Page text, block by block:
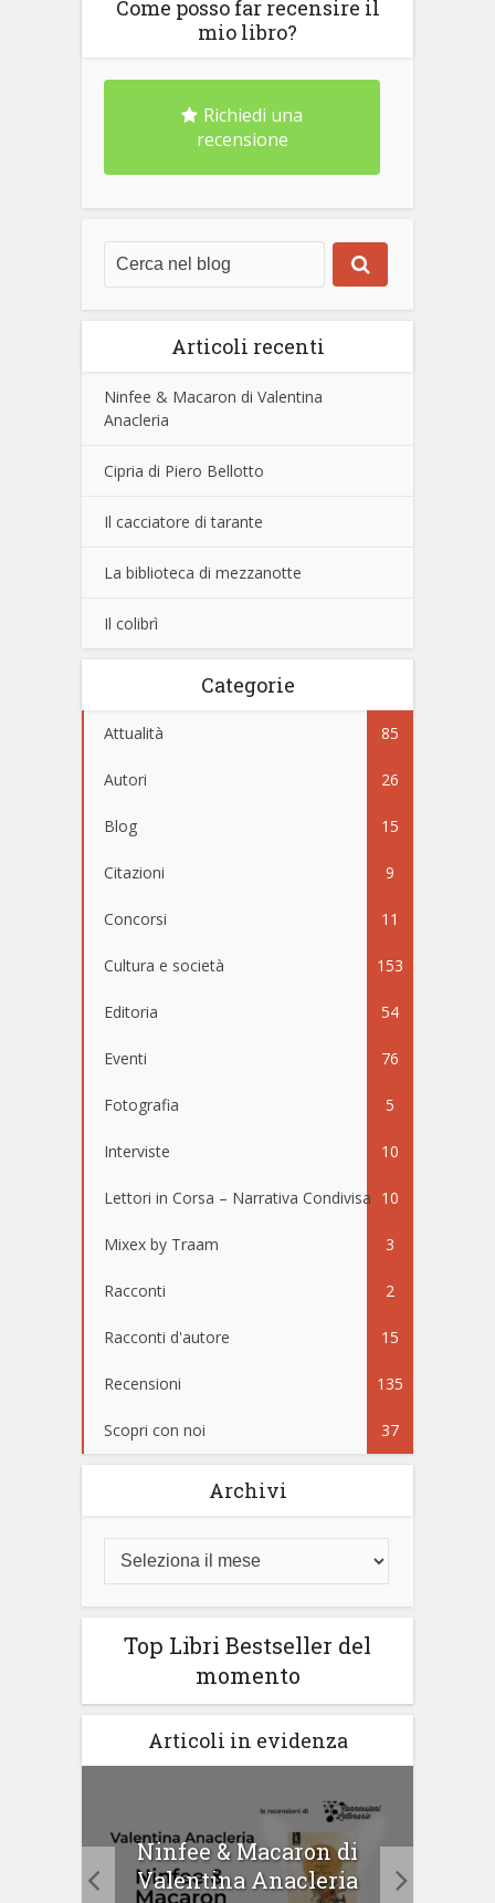
Come posso far recensire il
mio libro?
Richiedi una
recensione
Articoli recenti
Ninfee & Macaron di Valentina
Anacleria
Cipria di Piero Bellotto
Il cacciatore di tarante
La biblioteca di mezzanotte
Il colibrì
Categorie
Attualità 85
Autori 26
Blog 15
Citazioni 9
Concorsi 11
Cultura e società 153
Editoria 54
Eventi 76
Fotografia 5
Interviste 10
Lettori in Corsa – Narrativa Condivisa 10
Mixex by Traam 3
Racconti 2
Racconti d'autore 15
Recensioni 135
Scopri con noi 37
Archivi
Top Libri Bestseller del
momento
Articoli in evidenza
Ninfee & Macaron di
Valentina Anacleria